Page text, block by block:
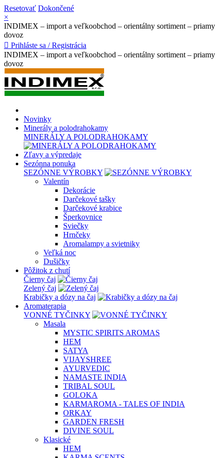
Resetovať Dokončené
×
INDIMEX – import a veľkoobchod – orientálny sortiment – priamy
dovoz
 Prihláste sa / Registrácia
INDIMEX – import a veľkoobchod – orientálny sortiment – priamy
dovoz
Novinky
Minerály a polodrahokamy
MINERÁLY A POLODRAHOKAMY
Zľavy a výpredaje
Sezónna ponuka
SEZÓNNE VÝROBKY
Valentín
Dekorácie
Darčekové tašky
Darčekové krabice
Šperkovnice
Sviečky
Hrnčeky
Aromalampy a svietniky
Veľká noc
Dušičky
Pôžitok z chutí
Čierny čaj
Zelený čaj
Krabičky a dózy na čaj
Aromaterapia
VONNÉ TYČINKY
Masala
MYSTIC SPIRITS AROMAS
HEM
SATYA
VIJAYSHREE
AYURVEDIC
NAMASTE INDIA
TRIBAL SOUL
GOLOKA
KARMAROMA - TALES OF INDIA
ORKAY
GARDEN FRESH
DIVINE SOUL
Klasické
HEM